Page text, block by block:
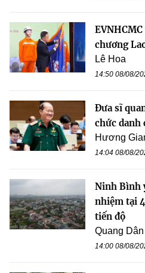
chương
Lê Hoa
14:50 08/08/
Đưa sĩ
chức danh
Hương
14:04 08/08/
Ninh Bình
nhiệm tại
tiến độ
Quang Dân
14:00 08/08/